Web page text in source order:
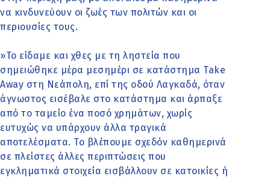
να κινδυνεύουν οι ζωές των πολιτών και οι
περιουσίες τους.
»Το είδαμε και χθες με τη ληστεία που
σημειώθηκε μέρα μεσημέρι σε κατάστημα Take
Away στη Νεάπολη, επί της οδού Λαγκαδά, όταν
άγνωστος εισέβαλε στο κατάστημα και άρπαξε
από το ταμείο ένα ποσό χρημάτων, χωρίς
ευτυχώς να υπάρχουν άλλα τραγικά
αποτελέσματα. Το βλέπουμε σχεδόν καθημερινά
σε πλείστες άλλες περιπτώσεις που
εγκληματικά στοιχεία εισβάλλουν σε κατοικίες ή